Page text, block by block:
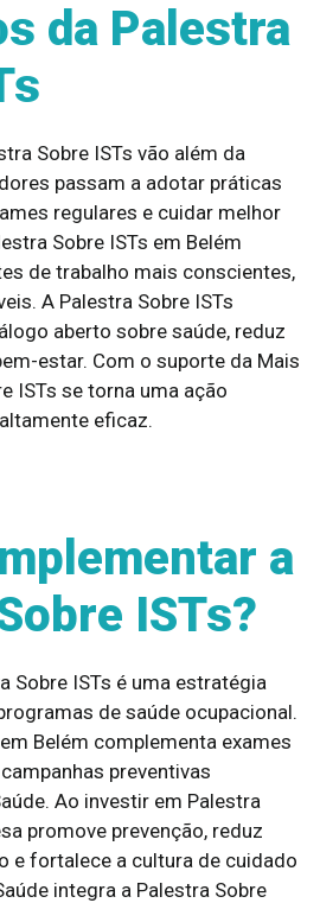
da Palestra
Sobre ISTs vão além da
passam a adotar práticas
regulares e cuidar melhor
Sobre ISTs em Belém
de trabalho mais conscientes,
A Palestra Sobre ISTs
aberto sobre saúde, reduz
estar. Com o suporte da Mais
ISTs se torna uma ação
eficaz.
a
ISTs?
Sobre ISTs é uma estratégia
de saúde ocupacional.
Belém complementa exames
preventivas
Ao investir em Palestra
promove prevenção, reduz
e fortalece a cultura de cuidado
integra a Palestra Sobre